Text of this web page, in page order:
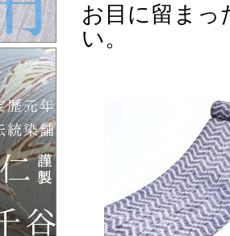
お目に留まっ
い。